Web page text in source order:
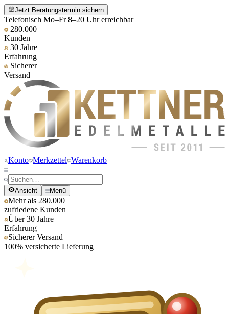
Jetzt Beratungstermin sichern
Telefonisch Mo–Fr 8–20 Uhr erreichbar
280.000
Kunden
30 Jahre
Erfahrung
Sicherer
Versand
Konto Merkzettel Warenkorb
Ansicht Menü
Mehr als 280.000
zufriedene Kunden
Über 30 Jahre
Erfahrung
Sicherer Versand
100% versicherte Lieferung